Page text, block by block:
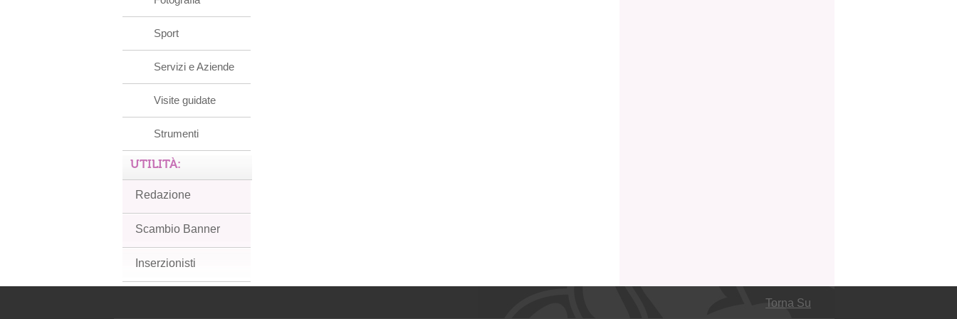
Sport
Servizi e Aziende
Visite guidate
Strumenti
UTILITÀ:
Redazione
Scambio Banner
Inserzionisti
Torna Su